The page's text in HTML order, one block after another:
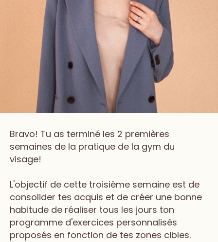
Bravo! Tu as terminé les 2 premières
semaines de la pratique de la gym du
visage!
L'objectif de cette troisième semaine est de
consolider tes acquis et de créer une bonne
habitude de réaliser tous les jours ton
programme d'exercices personnalisés
proposés en fonction de tes zones cibles.